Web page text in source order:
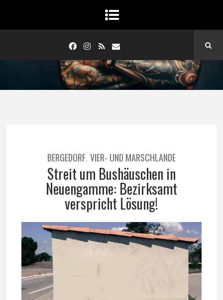
BERGEDORF, VIER- UND MARSCHLANDE
Streit um Bushäuschen in
Neuengamme: Bezirksamt
verspricht Lösung!